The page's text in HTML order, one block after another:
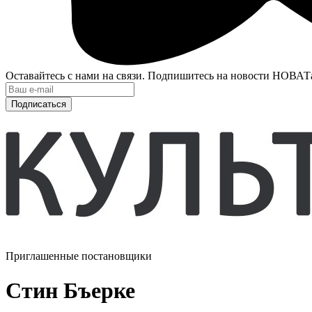
Оставайтесь с нами на связи. Подпишитесь на новости
Подписаться
Приглашенные постановщики
Стин Бъерке